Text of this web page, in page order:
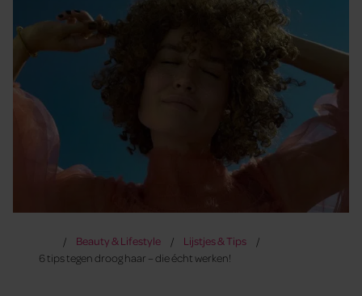
Beauty & Lifestyle
Lijstjes & Tips
6 tips tegen droog haar – die écht werken!